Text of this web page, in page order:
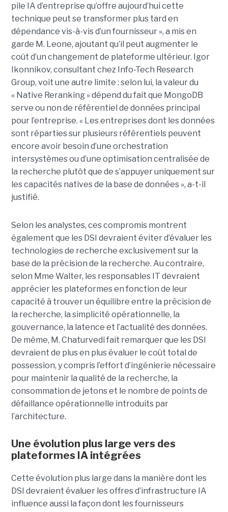
pile IA d’entreprise qu’offre aujourd’hui cette
technique peut se transformer plus tard en
dépendance vis-à-vis d’un fournisseur », a mis en
garde M. Leone, ajoutant qu’il peut augmenter le
coût d’un changement de plateforme ultérieur. Igor
Ikonnikov, consultant chez Info-Tech Research
Group, voit une autre limite : selon lui, la valeur du
« Native Reranking » dépend du fait que MongoDB
serve ou non de référentiel de données principal
pour l’entreprise. « Les entreprises dont les données
sont réparties sur plusieurs référentiels peuvent
encore avoir besoin d’une orchestration
intersystèmes ou d’une optimisation centralisée de
la recherche plutôt que de s’appuyer uniquement sur
les capacités natives de la base de données », a-t-il
justifié.
Selon les analystes, ces compromis montrent
également que les DSI devraient éviter d’évaluer les
technologies de recherche exclusivement sur la
base de la précision de la recherche. Au contraire,
selon Mme Walter, les responsables IT devraient
apprécier les plateformes en fonction de leur
capacité à trouver un équilibre entre la précision de
la recherche, la simplicité opérationnelle, la
gouvernance, la latence et l’actualité des données.
De même, M. Chaturvedi fait remarquer que les DSI
devraient de plus en plus évaluer le coût total de
possession, y compris l’effort d’ingénierie nécessaire
pour maintenir la qualité de la recherche, la
consommation de jetons et le nombre de points de
défaillance opérationnelle introduits par
l’architecture.
Une évolution plus large vers des
plateformes IA intégrées
Cette évolution plus large dans la manière dont les
DSI devraient évaluer les offres d’infrastructure IA
influence aussi la façon dont les fournisseurs